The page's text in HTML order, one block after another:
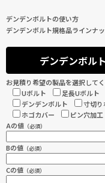
デンデンボルトの使い方
デンデンボルト規格品ラインナ
デンデンボル
お見積り希望の製品を選択して
Uボルト 足長Uボルト
デンデンボルト
寸切り
ホゴカバー
ピン穴加工
Aの値 （必須）
Bの値 （必須）
Cの値 （必須）